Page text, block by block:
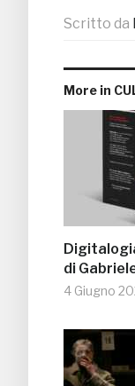
Scritto da
More in
di
4 Giugno